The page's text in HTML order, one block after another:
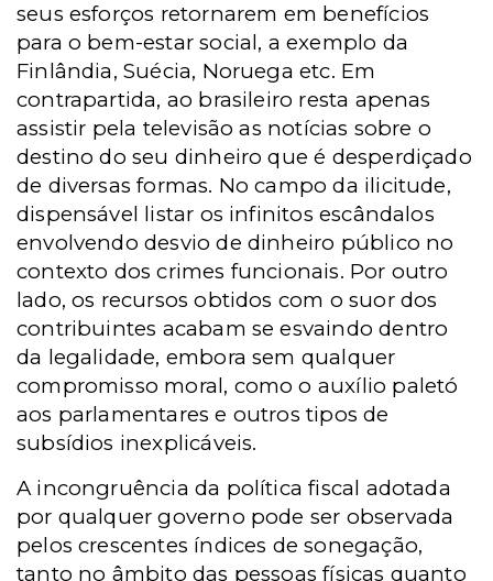
seus esforços retornarem em benefícios
para o bem-estar social, a exemplo da
Finlândia, Suécia, Noruega etc. Em
contrapartida, ao brasileiro resta apenas
assistir pela televisão as notícias sobre o
destino do seu dinheiro que é desperdiçado
de diversas formas. No campo da ilicitude,
dispensável listar os infinitos escândalos
envolvendo desvio de dinheiro público no
contexto dos crimes funcionais. Por outro
lado, os recursos obtidos com o suor dos
contribuintes acabam se esvaindo dentro
da legalidade, embora sem qualquer
compromisso moral, como o auxílio paletó
aos parlamentares e outros tipos de
subsídios inexplicáveis.
A incongruência da política fiscal adotada
por qualquer governo pode ser observada
pelos crescentes índices de sonegação,
tanto no âmbito das pessoas físicas quanto